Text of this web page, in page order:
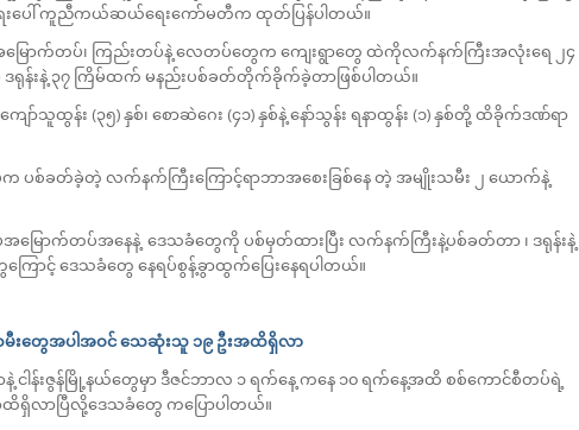
ပေါ် ကူညီကယ်ဆယ်ရေးကော်မတီက ထုတ်ပြန်ပါတယ်။
မြောက်တပ်၊ ကြည်းတပ်နဲ့ လေတပ်တွေက ကျေးရွာတွေ ထဲကိုလက်နက်ကြီးအလုံးရေ ၂၄
ဒရုန်းနဲ့ ၃၇ ကြိမ်ထက် မနည်းပစ်ခတ်တိုက်ခိုက်ခဲ့တာဖြစ်ပါတယ်။
သူထွန်း (၃၅) နှစ်၊ စောဆဲဂေး (၄၁) နှစ်နဲ့ နော်သွန်း ရနာထွန်း (၁) နှစ်တို့ ထိခိုက်ဒဏ်ရာ
စ်ခတ်ခဲ့တဲ့ လက်နက်ကြီးကြောင့်ရာဘာအစေးခြစ်နေ တဲ့ အမျိုးသမီး ၂ ယောက်နဲ့
ောက်တပ်အနေနဲ့ ဒေသခံတွေကို ပစ်မှတ်ထားပြီး လက်နက်ကြီးနဲ့ပစ်ခတ်တာ ၊ ဒရုန်းနဲ့
ောင့် ဒေသခံတွေ နေရပ်စွန့်ခွာထွက်ပြေးနေရပါတယ်။
းသမီးတွေအပါအဝင် သေဆုံးသူ ၁၉ ဦးအထိရှိလာ
င်သာနဲ့ ငါန်းဇွန်မြို့နယ်တွေမှာ ဒီဇင်ဘာလ ၁ ရက်နေ့ ကနေ ၁၀ ရက်နေ့အထိ စစ်ကောင်စီတပ်ရဲ့
ရှိလာပြီလို့ဒေသခံတွေ ကပြောပါတယ်။